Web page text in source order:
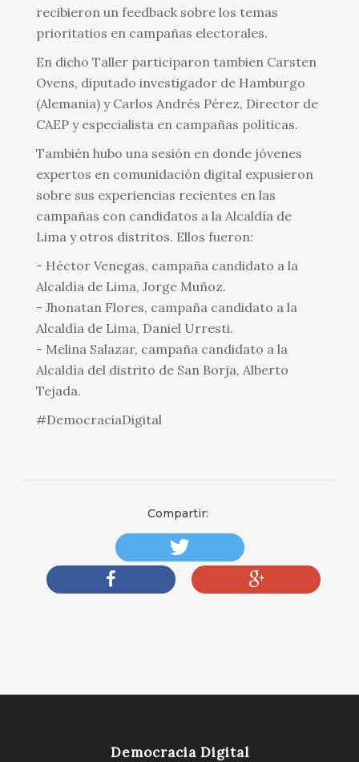
recibieron un feedback sobre los temas
prioritatios en campañas electorales.
En dicho Taller participaron tambien Carsten
Ovens, diputado investigador de Hamburgo
(Alemania) y Carlos Andrés Pérez, Director de
CAEP y especialista en campañas políticas.
También hubo una sesión en donde jóvenes
expertos en comunidación digital expusieron
sobre sus experiencias recientes en las
campañas con candidatos a la Alcaldía de
Lima y otros distritos. Ellos fueron:
- Héctor Venegas, campaña candidato a la
Alcaldía de Lima, Jorge Muñoz.
- Jhonatan Flores, campaña candidato a la
Alcaldía de Lima, Daniel Urresti.
- Melina Salazar, campaña candidato a la
Alcaldía del distrito de San Borja, Alberto
Tejada.
#DemocraciaDigital
Compartir:
Democracia Digital